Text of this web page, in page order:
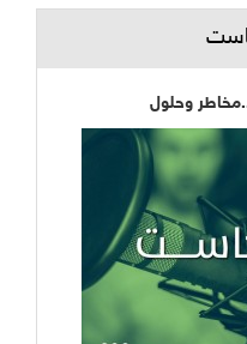
وحلول